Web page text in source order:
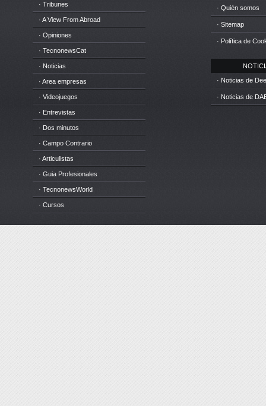
· Tribunes
· A View From Abroad
· Opiniones
· TecnonewsCat
· Noticias
· Area empresas
· Videojuegos
· Entrevistas
· Dos minutos
· Campo Contrario
· Articulistas
· Guia Profesionales
· TecnonewsWorld
· Cursos
· Quién somos
· Sitemap
· Política de
· Noticias de
· Noticias de